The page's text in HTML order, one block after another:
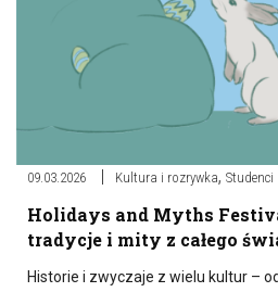
09.03.2026 Kultura i rozrywka, Studenci
Holidays and Myths
tradycje i mity z całego
Historie i zwyczaje z wielu kultur –